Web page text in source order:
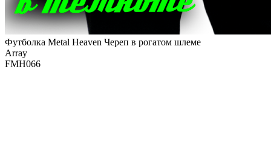
Футболка Metal Heaven Череп в рогатом шлеме
Array
FMH066